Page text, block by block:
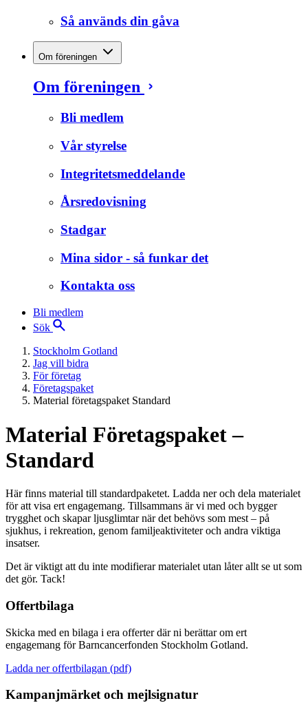
Så används din gåva
Om föreningen
Om föreningen
Bli medlem
Vår styrelse
Integritetsmeddelande
Årsredovisning
Stadgar
Mina sidor - så funkar det
Kontakta oss
Bli medlem
Sök
Stockholm Gotland
Jag vill bidra
För företag
Företagspaket
Material företagspaket Standard
Material Företagspaket –
Standard
Här finns material till standardpaketet. Ladda ner och dela materialet
för att visa ert engagemang. Tillsammans är vi med och bygger
trygghet och skapar ljusglimtar när det behövs som mest – på
sjukhus, i rekreation, genom familjeaktiviteter och andra viktiga
insatser.
Det är viktigt att du inte modifierar materialet utan låter allt se ut som
det gör. Tack!
Offertbilaga
Skicka med en bilaga i era offerter där ni berättar om ert
engagemang för Barncancerfonden Stockholm Gotland.
Ladda ner offertbilagan (pdf)
Kampanjmärket och mejlsignatur